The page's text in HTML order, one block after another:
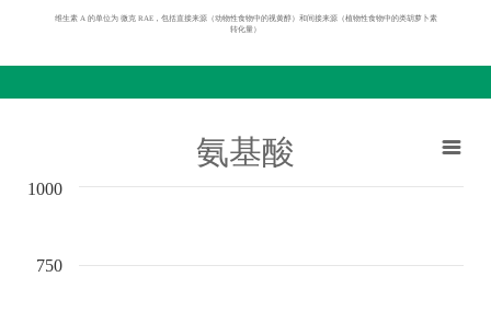
维生素 A 的单位为 微克 RAE，包括直接来源（动物性食物中的视黄醇）和间接来源（植物性食物中的类胡萝卜素
转化量）
氨基酸
750
1000